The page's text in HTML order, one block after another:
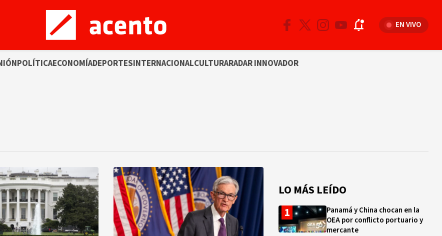
EN VIVO
POLÍTICAECONOMÍADEPORTESINTERNACIONALCULTURARADAR INNOVADOR
LO MÁS LEÍDO
Panamá y China chocan en la
OEA por conflicto portuario y
mercante